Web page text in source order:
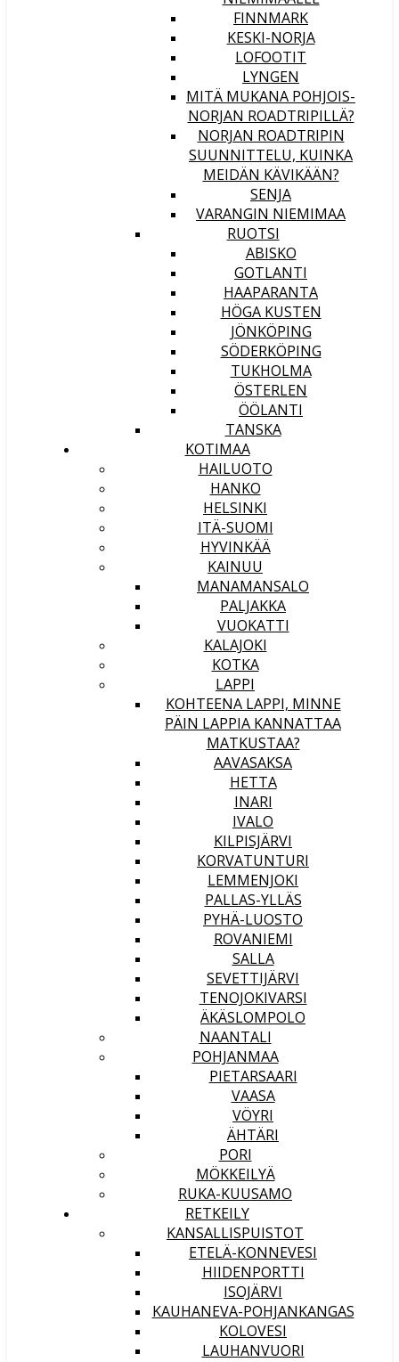
FINNMARK
KESKI-NORJA
LOFOOTIT
LYNGEN
MITÄ MUKANA POHJOIS-
NORJAN ROADTRIPILLÄ?
NORJAN ROADTRIPIN
SUUNNITTELU, KUINKA
MEIDÄN KÄVIKÄÄN?
SENJA
VARANGIN NIEMIMAA
RUOTSI
ABISKO
GOTLANTI
HAAPARANTA
HÖGA KUSTEN
JÖNKÖPING
SÖDERKÖPING
TUKHOLMA
ÖSTERLEN
ÖÖLANTI
TANSKA
KOTIMAA
HAILUOTO
HANKO
HELSINKI
ITÄ-SUOMI
HYVINKÄÄ
KAINUU
MANAMANSALO
PALJAKKA
VUOKATTI
KALAJOKI
KOTKA
LAPPI
KOHTEENA LAPPI, MINNE
PÄIN LAPPIA KANNATTAA
MATKUSTAA?
AAVASAKSA
HETTA
INARI
IVALO
KILPISJÄRVI
KORVATUNTURI
LEMMENJOKI
PALLAS-YLLÄS
PYHÄ-LUOSTO
ROVANIEMI
SALLA
SEVETTIJÄRVI
TENOJOKIVARSI
ÄKÄSLOMPOLO
NAANTALI
POHJANMAA
PIETARSAARI
VAASA
VÖYRI
ÄHTÄRI
PORI
MÖKKEILYÄ
RUKA-KUUSAMO
RETKEILY
KANSALLISPUISTOT
ETELÄ-KONNEVESI
HIIDENPORTTI
ISOJÄRVI
KAUHANEVA-POHJANKANGAS
KOLOVESI
LAUHANVUORI